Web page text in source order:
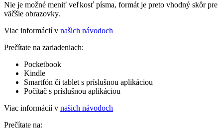
Nie je možné meniť veľkosť písma, formát je preto vhodný skôr pre
väčšie obrazovky.
Viac informácií v našich návodoch
Prečítate na zariadeniach:
Pocketbook
Kindle
Smartfón či tablet s príslušnou aplikáciou
Počítač s príslušnou aplikáciou
Viac informácií v našich návodoch
Prečítate na: